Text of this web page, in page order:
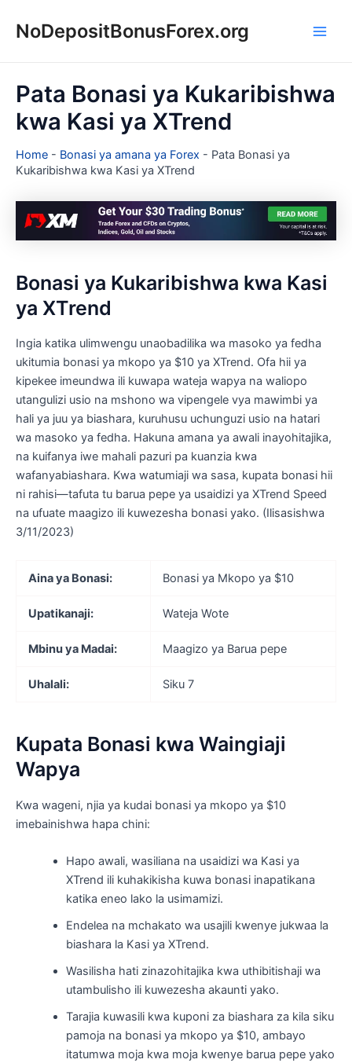
NoDepositBonusForex.org
Pata Bonasi ya Kukaribishwa
kwa Kasi ya XTrend
Home - Bonasi ya amana ya Forex - Pata Bonasi ya
Kukaribishwa kwa Kasi ya XTrend
Bonasi ya Kukaribishwa kwa Kasi
ya XTrend
Ingia katika ulimwengu unaobadilika wa masoko ya fedha
ukitumia bonasi ya mkopo ya $10 ya XTrend. Ofa hii ya
kipekee imeundwa ili kuwapa wateja wapya na waliopo
utangulizi usio na mshono wa vipengele vya mawimbi ya
hali ya juu ya biashara, kuruhusu uchunguzi usio na hatari
wa masoko ya fedha. Hakuna amana ya awali inayohitajika,
na kuifanya iwe mahali pazuri pa kuanzia kwa
wafanyabiashara. Kwa watumiaji wa sasa, kupata bonasi hii
ni rahisi—tafuta tu barua pepe ya usaidizi ya XTrend Speed ​​
na ufuate maagizo ili kuwezesha bonasi yako. (Ilisasishwa
3/11/2023)
Aina ya Bonasi: Bonasi ya Mkopo ya $10
Upatikanaji: Wateja Wote
Mbinu ya Madai: Maagizo ya Barua pepe
Uhalali: Siku 7
Kupata Bonasi kwa Waingiaji
Wapya
Kwa wageni, njia ya kudai bonasi ya mkopo ya $10
imebainishwa hapa chini:
Hapo awali, wasiliana na usaidizi wa Kasi ya
XTrend ili kuhakikisha kuwa bonasi inapatikana
katika eneo lako la usimamizi.
Endelea na mchakato wa usajili kwenye jukwaa la
biashara la Kasi ya XTrend.
Wasilisha hati zinazohitajika kwa uthibitishaji wa
utambulisho ili kuwezesha akaunti yako.
Tarajia kuwasili kwa kuponi za biashara za kila siku
pamoja na bonasi ya mkopo ya $10, ambayo
itatumwa moja kwa moja kwenye barua pepe yako